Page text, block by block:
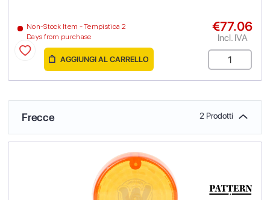
Non-Stock Item - Tempistica 2
Days from purchase
€77.06
Incl. IVA
AGGIUNGI AL CARRELLO
Frecce 2 Prodotti